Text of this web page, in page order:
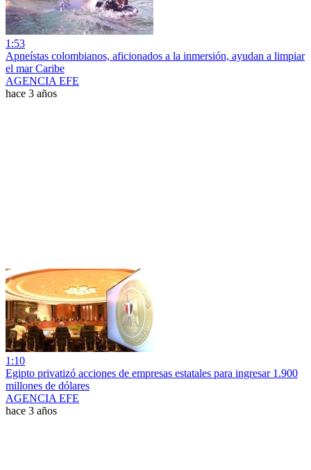
1:53
Apneístas colombianos, aficionados a la inmersión, ayudan a limpiar
el mar Caribe
AGENCIA EFE
hace 3 años
1:10
Egipto privatizó acciones de empresas estatales para ingresar 1.900
millones de dólares
AGENCIA EFE
hace 3 años